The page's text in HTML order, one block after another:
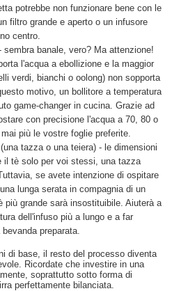
potrebbe non funzionare bene con le
filtro grande e aperto o un infusore
centro.
sembra banale, vero? Ma attenzione!
l'acqua a ebollizione e la maggior
verdi, bianchi o oolong) non sopporta
motivo, un bollitore a temperatura
game-changer in cucina. Grazie ad
con precisione l'acqua a 70, 80 o
più le vostre foglie preferite.
(una tazza o una teiera) - le dimensioni
il tè solo per voi stessi, una tazza
se avete intenzione di ospitare
lunga serata in compagnia di un
più grande sarà insostituibile. Aiuterà a
dell'infuso più a lungo e a far
preparata.
di base, il resto del processo diventa
Ricordate che investire in una
soprattutto sotto forma di
perfettamente bilanciata.